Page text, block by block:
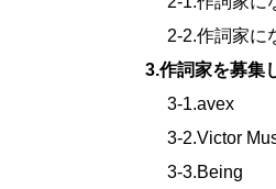
2-2.作詞家に
3.作詞家を募集
3-1.avex
3-2.Victor
3-3.Being